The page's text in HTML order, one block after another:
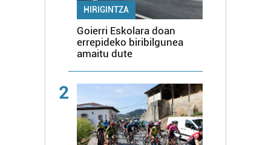
HIRIGINTZA
Goierri Eskolara doan
errepideko biribilgunea
amaitu dute
2